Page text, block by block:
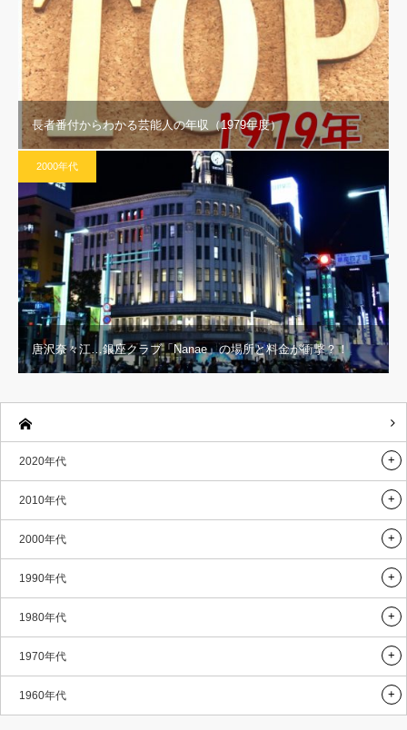
長者番付からわかる芸能人の年収（1979年度）
2000年代
唐沢奈々江…銀座クラブ「Nanae」の場所と料金が衝撃？！
2020年代
2010年代
2000年代
1990年代
1980年代
1970年代
1960年代